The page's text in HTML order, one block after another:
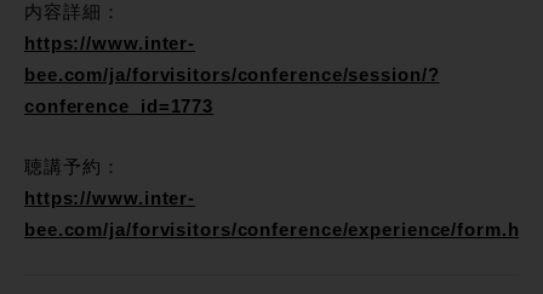
内容詳細：
https://www.inter-
bee.com/ja/forvisitors/conference/session/?
conference_id=1773
聴講予約：
https://www.inter-
bee.com/ja/forvisitors/conference/experience/